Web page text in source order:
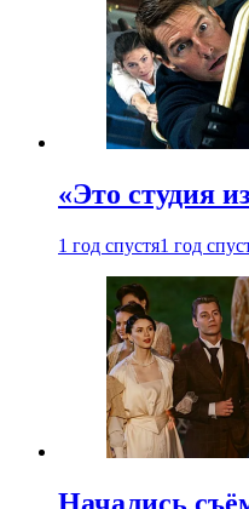
«Это студия
1 год спустя1 год